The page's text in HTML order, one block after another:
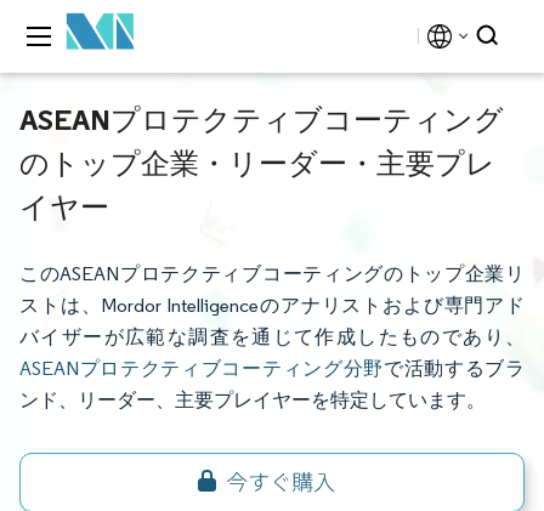
ASEANプロテクティブコーティング
のトップ企業・リーダー・主要プレ
イヤー
このASEANプロテクティブコーティングのトップ企業リ
ストは、Mordor Intelligenceのアナリストおよび専門アド
バイザーが広範な調査を通じて作成したものであり、
ASEANプロテクティブコーティング分野で活動するブラ
ンド、リーダー、主要プレイヤーを特定しています。